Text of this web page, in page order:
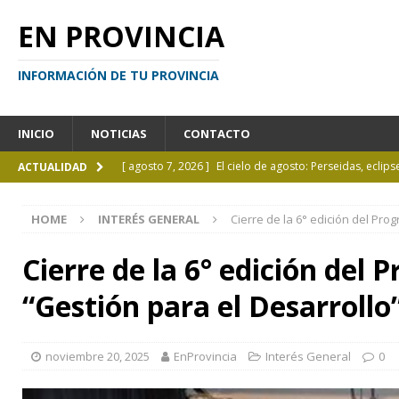
EN PROVINCIA
INFORMACIÓN DE TU PROVINCIA
INICIO NOTICIAS CONTACTO
ACTUALIDAD [ agosto 7, 2026 ] El cielo de agosto: Perseidas,
[ agosto 6, 2026 ]
Calendario de eventos turísticos
[ agosto 6, 2026 ]
La UCALP incorpora la
Inhabilitado por realizar
HOME INTERÉS GENERAL Cierre de la 6° edición del
Cierre de la 6° edición del
“Gestión para el
noviembre 20, 2025 EnProvincia Interés General 0